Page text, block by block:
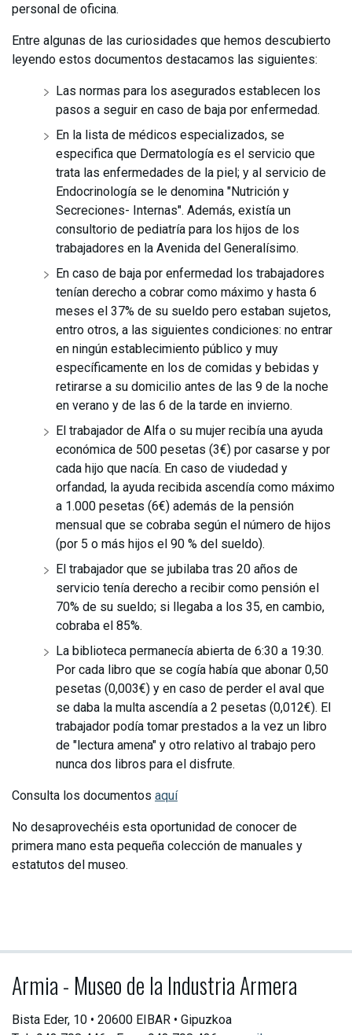
personal de oficina.
Entre algunas de las curiosidades que hemos descubierto
leyendo estos documentos destacamos las siguientes:
Las normas para los asegurados establecen los
pasos a seguir en caso de baja por enfermedad.
En la lista de médicos especializados, se
especifica que Dermatología es el servicio que
trata las enfermedades de la piel; y al servicio de
Endocrinología se le denomina "Nutrición y
Secreciones- Internas". Además, existía un
consultorio de pediatría para los hijos de los
trabajadores en la Avenida del Generalísimo.
En caso de baja por enfermedad los trabajadores
tenían derecho a cobrar como máximo y hasta 6
meses el 37% de su sueldo pero estaban sujetos,
entro otros, a las siguientes condiciones: no entrar
en ningún establecimiento público y muy
específicamente en los de comidas y bebidas y
retirarse a su domicilio antes de las 9 de la noche
en verano y de las 6 de la tarde en invierno.
El trabajador de Alfa o su mujer recibía una ayuda
económica de 500 pesetas (3€) por casarse y por
cada hijo que nacía. En caso de viudedad y
orfandad, la ayuda recibida ascendía como máximo
a 1.000 pesetas (6€) además de la pensión
mensual que se cobraba según el número de hijos
(por 5 o más hijos el 90 % del sueldo).
El trabajador que se jubilaba tras 20 años de
servicio tenía derecho a recibir como pensión el
70% de su sueldo; si llegaba a los 35, en cambio,
cobraba el 85%.
La biblioteca permanecía abierta de 6:30 a 19:30.
Por cada libro que se cogía había que abonar 0,50
pesetas (0,003€) y en caso de perder el aval que
se daba la multa ascendía a 2 pesetas (0,012€). El
trabajador podía tomar prestados a la vez un libro
de "lectura amena" y otro relativo al trabajo pero
nunca dos libros para el disfrute.
Consulta los documentos aquí
No desaprovechéis esta oportunidad de conocer de
primera mano esta pequeña colección de manuales y
estatutos del museo.
Armia - Museo de la Industria Armera
Bista Eder, 10 • 20600 EIBAR • Gipuzkoa